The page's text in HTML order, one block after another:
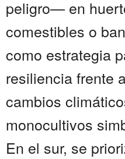
peligro— en
comestibles o
como estrategia
resiliencia frente
cambios
monocultivos
En el sur, se